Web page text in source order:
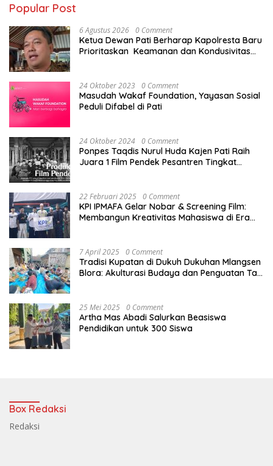
Popular Post
6 Agustus 2026 0 Comment
Ketua Dewan Pati Berharap Kapolresta Baru
Prioritaskan Keamanan dan Kondusivitas
24 Oktober 2023 0 Comment
Masudah Wakaf Foundation, Yayasan Sosial
Peduli Difabel di Pati
24 Oktober 2024 0 Comment
Ponpes Taqdis Nurul Huda Kajen Pati Raih
Juara 1 Film Pendek Pesantren Tingkat
22 Februari 2025 0 Comment
KPI IPMAFA Gelar Nobar & Screening Film:
Membangun Kreativitas Mahasiswa di Era
7 April 2025 0 Comment
Tradisi Kupatan di Dukuh Dukuhan Mlangsen
Blora: Akulturasi Budaya dan Penguatan Tali
25 Mei 2025 0 Comment
Artha Mas Abadi Salurkan Beasiswa
Pendidikan untuk 300 Siswa
Box Redaksi
Redaksi